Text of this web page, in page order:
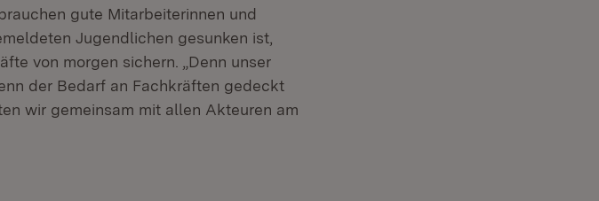
gute Mitarbeiterinnen und
Jugendlichen gesunken ist,
von morgen sichern. „Denn unser
der Bedarf an Fachkräften gedeckt
wir gemeinsam mit allen Akteuren am